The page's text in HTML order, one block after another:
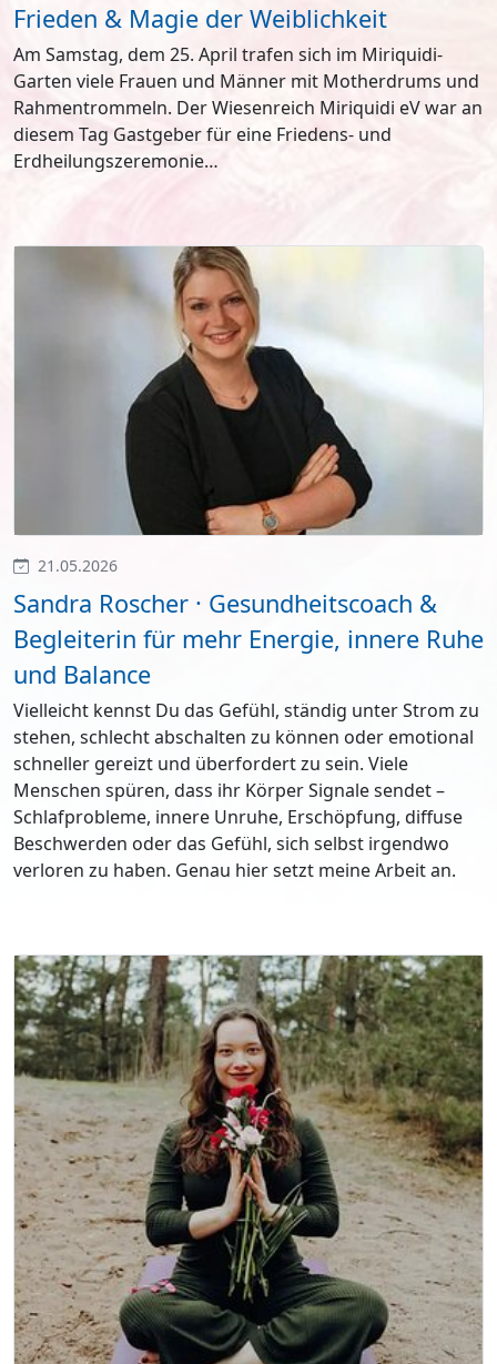
Frieden & Magie der Weiblichkeit
Am Samstag, dem 25. April trafen sich im Miriquidi-
Garten viele Frauen und Männer mit Motherdrums und
Rahmentrommeln. Der Wiesenreich Miriquidi eV war an
diesem Tag Gastgeber für eine Friedens- und
Erdheilungszeremonie…
21.05.2026
Sandra Roscher · Gesundheitscoach &
Begleiterin für mehr Energie, innere Ruhe
und Balance
Vielleicht kennst Du das Gefühl, ständig unter Strom zu
stehen, schlecht abschalten zu können oder emotional
schneller gereizt und überfordert zu sein. Viele
Menschen spüren, dass ihr Körper Signale sendet –
Schlafprobleme, innere Unruhe, Erschöpfung, diffuse
Beschwerden oder das Gefühl, sich selbst irgendwo
verloren zu haben. Genau hier setzt meine Arbeit an.